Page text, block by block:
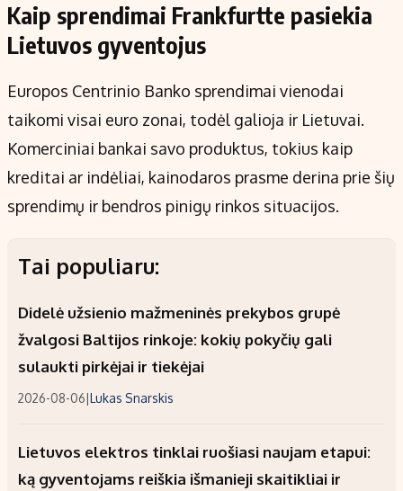
Kaip sprendimai Frankfurtte pasiekia
Lietuvos gyventojus
Europos Centrinio Banko sprendimai vienodai
taikomi visai euro zonai, todėl galioja ir Lietuvai.
Komerciniai bankai savo produktus, tokius kaip
kreditai ar indėliai, kainodaros prasme derina prie šių
sprendimų ir bendros pinigų rinkos situacijos.
Tai populiaru:
Didelė užsienio mažmeninės prekybos grupė
žvalgosi Baltijos rinkoje: kokių pokyčių gali
sulaukti pirkėjai ir tiekėjai
2026-08-06|Lukas Snarskis
Lietuvos elektros tinklai ruošiasi naujam etapui:
ką gyventojams reiškia išmanieji skaitikliai ir